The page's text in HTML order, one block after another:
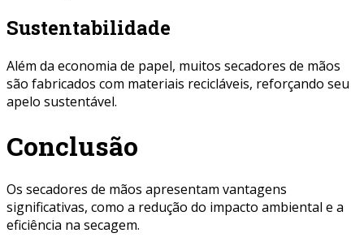
Sustentabilidade
Além da economia de papel, muitos secadores de mãos
são fabricados com materiais recicláveis, reforçando seu
apelo sustentável.
Conclusão
Os secadores de mãos apresentam vantagens
significativas, como a redução do impacto ambiental e a
eficiência na secagem.